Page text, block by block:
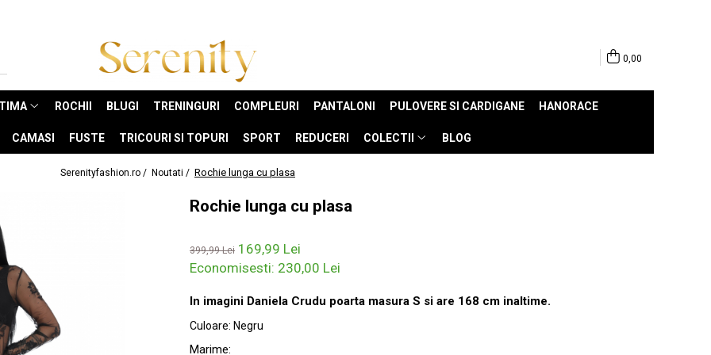
0,00
ROCHII BLUGI TRENINGURI COMPLEURI PANTALONI PULOVERE SI CARDIGANE HANORACE
CAMASI FUSTE TRICOURI SI TOPURI SPORT REDUCERI COLECTII BLOG
Serenityfashion.ro / Noutati / Rochie lunga cu plasa
Rochie lunga cu plasa
399,99 Lei 169,99 Lei
Economisesti: 230,00 Lei
In imagini Daniela Crudu poarta masura S si are 168 cm inaltime.
Culoare: Negru
Marime: